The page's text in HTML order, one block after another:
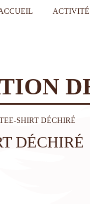
SHIRT DÉCHIRÉ
DÉCHIRÉ